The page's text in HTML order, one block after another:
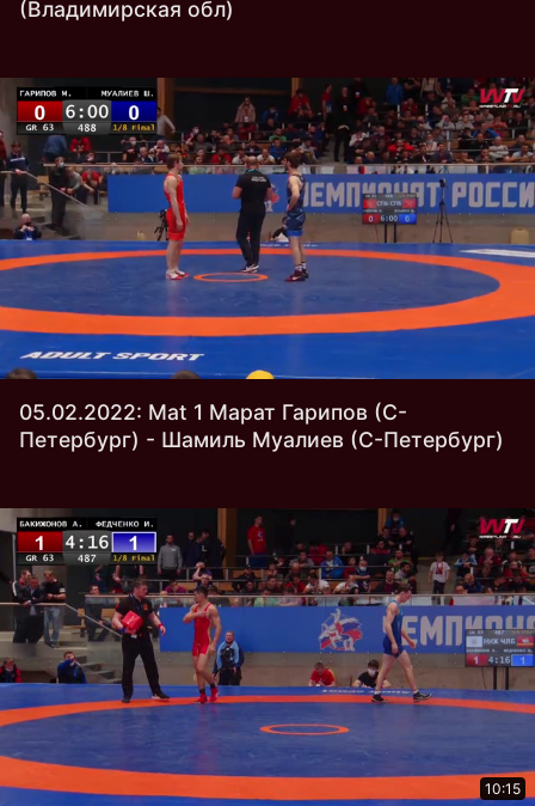
(Владимирская обл)
05.02.2022: Mat 1 Марат Гарипов (С-
Петербург) - Шамиль Муалиев (С-Петербург)
10:15